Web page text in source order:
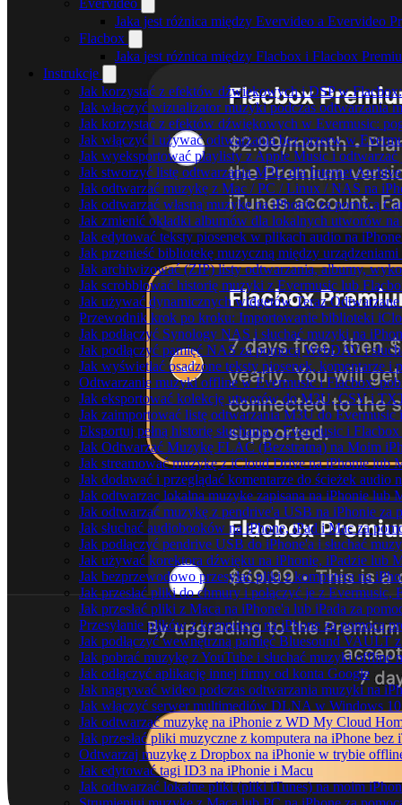
Evervideo
Jaka jest różnica między Evervideo a Evervideo
Flacbox
Jaka jest różnica między Flacbox i Flacbox
Instrukcje
Jak korzystać z efektów dźwiękowych i DSP w
Jak włączyć wizualizator muzyki podczas odtwarzania
Jak korzystać z efektów dźwiękowych w Evermusic:
Jak włączyć i używać odtwarzania bez przerw w
Jak wyeksportować playlisty z Apple Music i
Jak stworzyć listę odtwarzania M3U dla Internet
Jak odtwarzać muzykę z Mac / PC / Linux / NAS na
Jak odtwarzać własną muzykę na iPhonie za pomocą
Jak zmienić okładki albumów dla lokalnych utworów
Jak edytować teksty piosenek w plikach audio na
Jak przenieść bibliotekę muzyczną między
Jak archiwizować (ZIP) listy odtwarzania, albumy,
Jak scrobblować historię muzyki z Evermusic lub
Jak używać dynamicznych widgetów Teraz
Przewodnik krok po kroku: Importowanie biblioteki
Jak podłączyć Synology NAS i słuchać muzyki na
Jak podłączyć pamięć NAS za pomocą WebDAV i
Jak wyświetlać osadzone teksty piosenek, komentarze
Odtwarzanie muzyki offline w Evermusic i Flacbox:
Jak eksportować kolekcję utworów do M3U, CSV i
Jak zaimportować listę odtwarzania M3U do Evermusic
Eksportuj pełną historię słuchania z Evermusic i
Jak Odtwarzać Muzykę FLAC (Bezstratną) na Moim
Jak streamować muzykę z iCloud Drive na iPhonie lub
Jak dodawać i przeglądać komentarze do ścieżek
Jak odtwarzac lokalna muzyke zapisana na iPhonie lub
Jak odtwarzać muzykę z pendrive'a USB na iPhonie
Jak słuchać audiobooków na iPhone, iPad i Mac za
Jak podłączyć pendrive USB do iPhone'a i słuchać
Jak używać korektora dźwięku na iPhonie, iPadzie lub
Jak bezprzewodowo przesyłać pliki z komputera na
Jak przesłać pliki do chmury i połączyć je z Evermusic,
Jak przesłać pliki z Maca na iPhone'a lub iPada za
Przesyłanie plików z komputera na iPhone za pomocą
Jak podłączyć wewnętrzną pamięć Bluesound VAULT
Jak pobrać muzykę z YouTube i słuchać muzyki offline
Jak odłączyć aplikację innej firmy od konta Google
Jak nagrywać wideo podczas odtwarzania muzyki na
Jak włączyć serwer multimediów DLNA w Windows
Jak odtwarzać muzykę na iPhonie z WD My Cloud
Jak przesłać pliki muzyczne z komputera na iPhone
Odtwarzaj muzykę z Dropbox na iPhonie w trybie
Jak edytować tagi ID3 na iPhonie i Macu
Jak odtwarzać lokalne pliki (pliki iTunes) na moim